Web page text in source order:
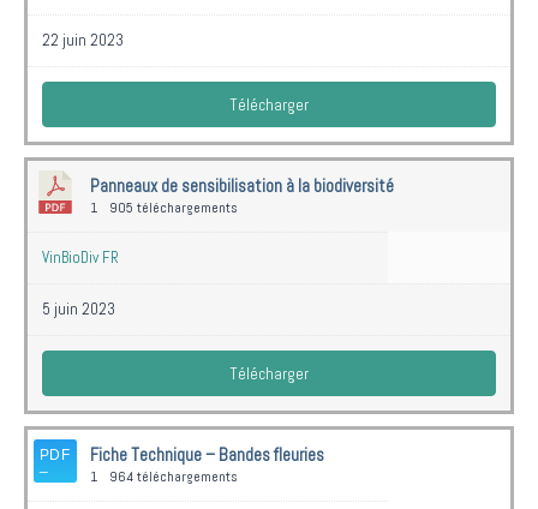
22 juin 2023
Télécharger
Panneaux de sensibilisation à la biodiversité
1 905 téléchargements
VinBioDiv FR
5 juin 2023
Télécharger
Fiche Technique – Bandes fleuries
1 964 téléchargements